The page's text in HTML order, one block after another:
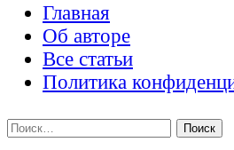
Главная
Об авторе
Все статьи
Политика
Найти: